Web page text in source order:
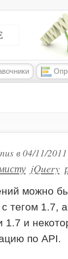
в 04/11/
jQuery
можно
тегом 1.7,
и
по API.